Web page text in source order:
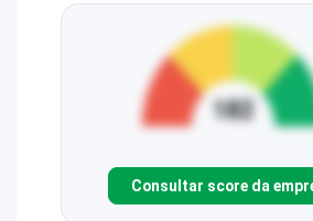
Consultar score da